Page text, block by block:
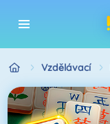
Vzdělávací